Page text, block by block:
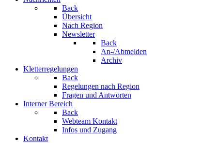
Back
Übersicht
Nach Region
Newsletter
Back
An-/Abmelden
Archiv
Kletterregelungen
Back
Regelungen nach Region
Fragen und Antworten
Interner Bereich
Back
Webteam Kontakt
Infos und Zugang
Kontakt